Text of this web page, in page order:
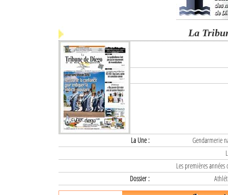
La
La Une :
Gendarmerie
Les premières
Dossier :